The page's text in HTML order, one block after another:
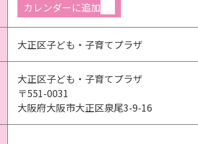
カレンダーに追加
大正区子ども・子育てプラザ
大正区子ども・子育てプラザ
〒551-0031
大阪府大阪市大正区泉尾3-9-16